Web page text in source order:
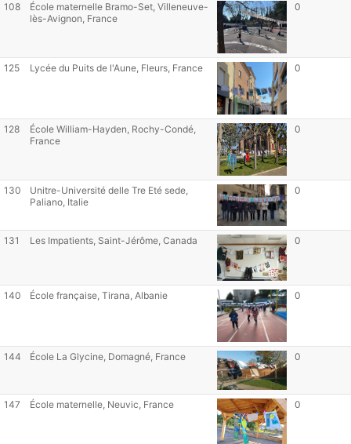
108
École maternelle Bramo-Set, Villeneuve-
lès-Avignon, France
0
125 Lycée du Puits de l'Aune, Fleurs, France 0
128
École William-Hayden, Rochy-Condé,
France
0
130
Unitre-Université delle Tre Eté sede,
Paliano, Italie
0
131 Les Impatients, Saint-Jérôme, Canada 0
140 École française, Tirana, Albanie 0
144 École La Glycine, Domagné, France 0
147 École maternelle, Neuvic, France 0